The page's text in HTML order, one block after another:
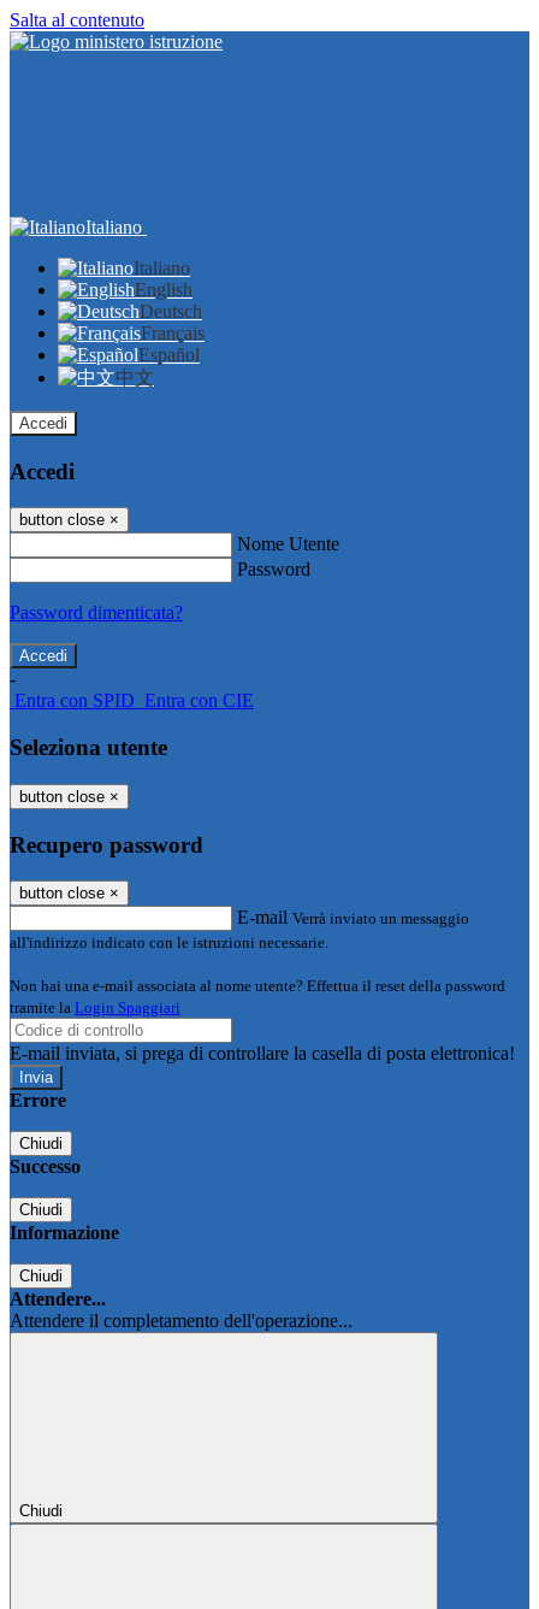
Salta al contenuto
Italiano
Italiano
English
Deutsch
Français
Español
中文
Accedi
Accedi
button close ×
Nome Utente
Password
Password dimenticata?
-
Entra con SPID Entra con CIE
Seleziona utente
button close ×
Recupero password
button close ×
E-mail Verrà inviato un messaggio
all'indirizzo indicato con le istruzioni necessarie.
Non hai una e-mail associata al nome utente? Effettua il reset della password
tramite la Login Spaggiari
E-mail inviata, si prega di controllare la casella di posta elettronica!
Errore
Chiudi
Successo
Chiudi
Informazione
Chiudi
Attendere...
Attendere il completamento dell'operazione...
Chiudi